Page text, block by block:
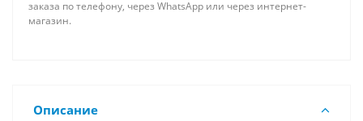
заказа по телефону, через WhatsApp или через интернет-
магазин.
Описание